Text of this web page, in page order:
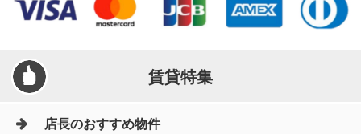
賃貸特集
店長のおすすめ物件